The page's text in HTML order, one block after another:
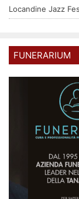
Locandine Jazz
FUNERARIUM